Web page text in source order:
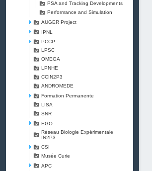
PSA and Tracking Developments
Performance and Simulation
AUGER Project
IPNL
PCCP
LPSC
OMEGA
LPNHE
CCIN2P3
ANDROMEDE
Formation Permanente
LISA
SNR
EGO
Réseau Biologie Expérimentale
IN2P3
CSI
Musée Curie
APC